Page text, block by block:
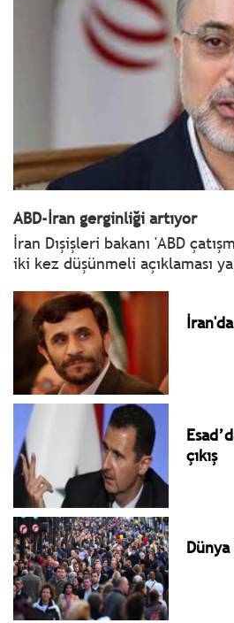
ABD-İran gerginliği artıyor
İran Dışişleri bakanı 'ABD
iki kez düşünmeli açıklaması
çıkış